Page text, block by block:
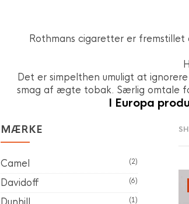
Rothmans cigaretter er
Det er simpelthen umuligt at
smag af ægte tobak. Særlig omtale
I Europa
MÆRKE
Camel (2)
Davidoff (6)
(1)